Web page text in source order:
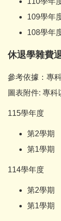
109學年
108學年
休退學雜費
參考依據： 專
圖表附件: 專
115學年度
第2學期
第1學期
114學年度
第2學期
第1學期